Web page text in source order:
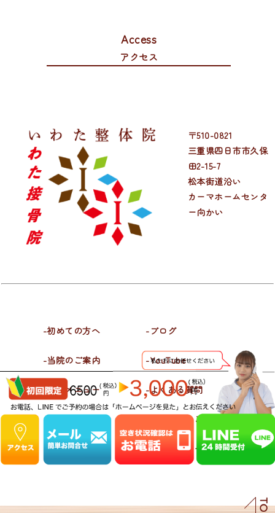
Access
アクセス
〒510-0821
三重県四日市市久保
田2-15-7
松本街道沿い
カーマホームセンタ
ー向かい
-初めての方へ
-当院のご案内
-施術メニュー
-喜びの声
-施術料金
-ブログ
-YouTube
-よくある質問
-お問合せ・ご予約
-プライバシーポリシー